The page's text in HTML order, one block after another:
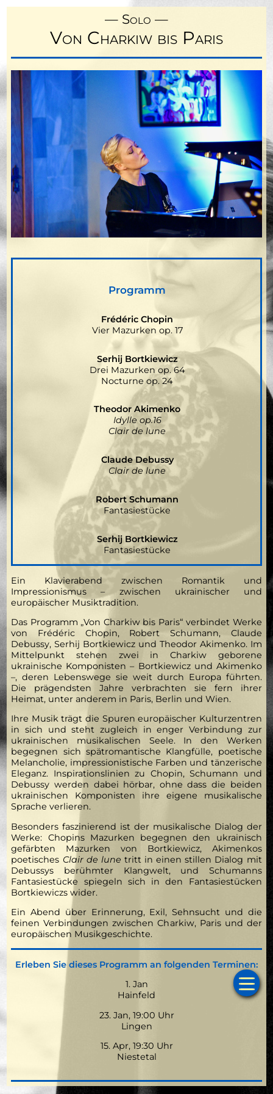
Solo
Von Charkiw bis Paris
Programm
Frédéric Chopin
Vier Mazurken op. 17
Serhij Bortkiewicz
Drei Mazurken op. 64
Nocturne op. 24
Theodor Akimenko
Idylle op.16
Clair de lune
Claude Debussy
Clair de lune
Robert Schumann
Fantasiestücke
Serhij Bortkiewicz
Fantasiestücke
Ein Klavierabend zwischen Romantik und
Impressionismus – zwischen ukrainischer und
europäischer Musiktradition.
Das Programm „Von Charkiw bis Paris“ verbindet Werke
von Frédéric Chopin, Robert Schumann, Claude
Debussy, Serhij Bortkiewicz und Theodor Akimenko. Im
Mittelpunkt stehen zwei in Charkiw geborene
ukrainische Komponisten – Bortkiewicz und Akimenko
–, deren Lebenswege sie weit durch Europa führten.
Die prägendsten Jahre verbrachten sie fern ihrer
Heimat, unter anderem in Paris, Berlin und Wien.
Ihre Musik trägt die Spuren europäischer Kulturzentren
in sich und steht zugleich in enger Verbindung zur
ukrainischen musikalischen Seele. In den Werken
begegnen sich spätromantische Klangfülle, poetische
Melancholie, impressionistische Farben und tänzerische
Eleganz. Inspirationslinien zu Chopin, Schumann und
Debussy werden dabei hörbar, ohne dass die beiden
ukrainischen Komponisten ihre eigene musikalische
Sprache verlieren.
Besonders faszinierend ist der musikalische Dialog der
Werke: Chopins Mazurken begegnen den ukrainisch
gefärbten Mazurken von Bortkiewicz, Akimenkos
poetisches Clair de lune tritt in einen stillen Dialog mit
Debussys berühmter Klangwelt, und Schumanns
Fantasiestücke spiegeln sich in den Fantasiestücken
Bortkiewiczs wider.
Ein Abend über Erinnerung, Exil, Sehnsucht und die
feinen Verbindungen zwischen Charkiw, Paris und der
europäischen Musikgeschichte.
Erleben Sie dieses Programm an folgenden Terminen:
1. Jan
Hainfeld
23. Jan, 19:00 Uhr
Lingen
15. Apr, 19:30 Uhr
Niestetal